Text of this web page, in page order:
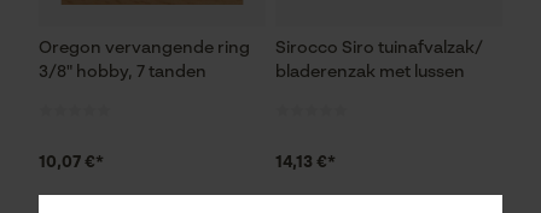
Oregon vervangende ring
3/8" hobby, 7 tanden
10,07 €*
Sirocco Siro tuinafvalzak/
bladerenzak met lussen
14,13 €*